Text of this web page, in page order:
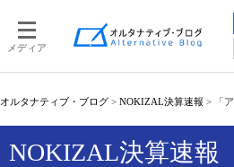
メディア
オルタナティブ・ブログ > NOKIZAL決算速報 > 「
NOKIZAL決算速報